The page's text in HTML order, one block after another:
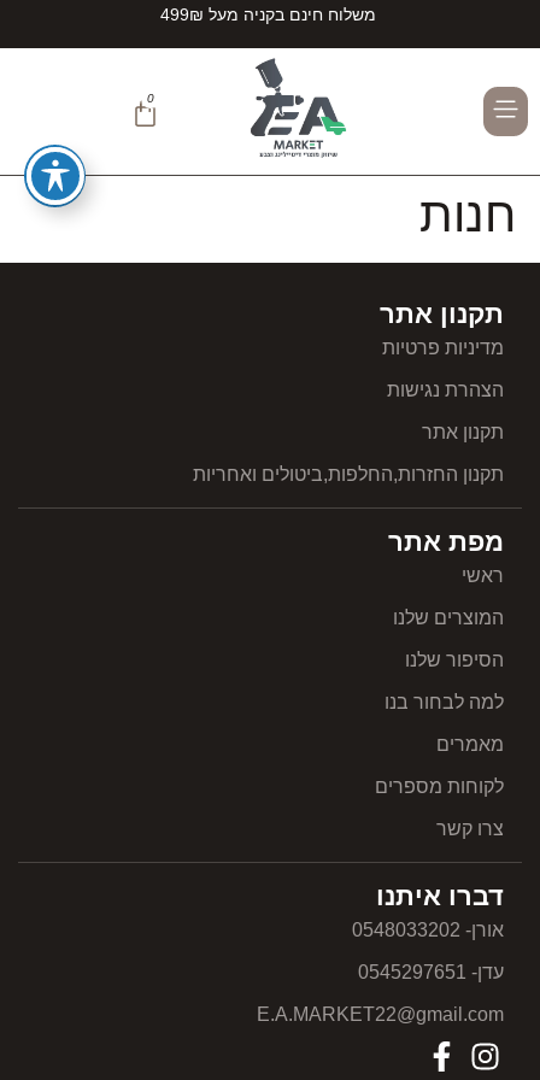
משלוח חינם בקניה מעל 499₪
0
חנות
תקנון אתר
מדיניות פרטיות
הצהרת נגישות
תקנון אתר
תקנון החזרות,החלפות,ביטולים ואחריות
מפת אתר
ראשי
המוצרים שלנו
הסיפור שלנו
למה לבחור בנו
מאמרים
לקוחות מספרים
צרו קשר
דברו איתנו
אורן- 0548033202
עדן- 0545297651
E.A.MARKET22@gmail.com